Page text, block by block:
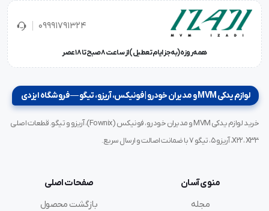
09991791324
همه‌روزه (به‌جز ایام تعطیل) از ساعت ۸ صبح تا ۱۸ عصر
لوازم یدکی MVM و مدیران خودرو | فونیکس، آریزو، تیگو — فروشگاه ایزدی
خرید لوازم یدکی MVM و مدیران خودرو، فونیکس (Fownix)، آریزو و تیگو. قطعات اصلی
X22، X33، آریزو ۵، تیگو ۷ با ضمانت اصالت و ارسال سریع.
منوی آسان
مجله
صفحات اصلی
بازگشت محصول